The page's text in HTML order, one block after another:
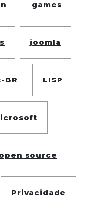
games
joomla
BR LISP
open source
Privacidade